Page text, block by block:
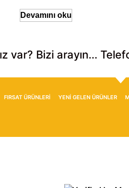
Devamını oku
var? Bizi arayın...
FIRSAT ÜRÜNLERİ YENİ GELEN ÜRÜNLER